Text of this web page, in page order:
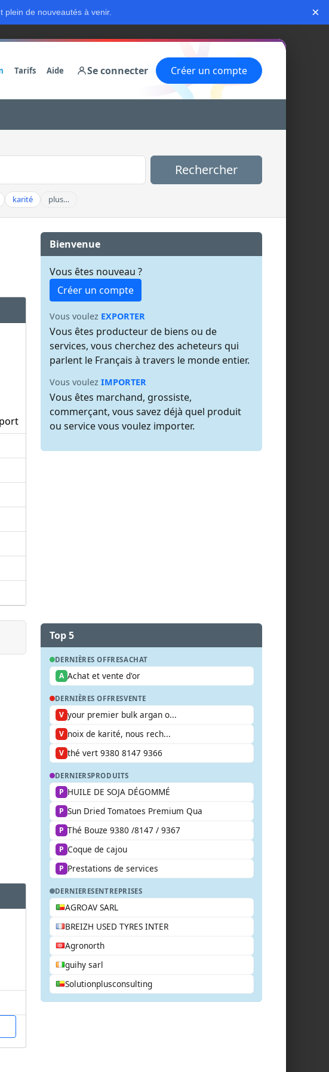
plein de nouveautés à venir. ×
Tarifs Aide Se connecter Créer un compte
Rechercher
karité plus…
Bienvenue
Vous êtes nouveau ?
Créer un compte
Vous voulez EXPORTER
Vous êtes producteur de biens ou de
services, vous cherchez des acheteurs qui
parlent le Français à travers le monde entier.
Vous voulez IMPORTER
Vous êtes marchand, grossiste,
commerçant, vous savez déjà quel produit
ou service vous voulez importer.
Top 5
DERNIÈRES OFFRESACHAT
A Achat et vente d'or
DERNIÈRES OFFRESVENTE
V your premier bulk argan o...
V noix de karité, nous rech...
V thé vert 9380 8147 9366
DERNIERSPRODUITS
P HUILE DE SOJA DÉGOMMÉ
P Sun Dried Tomatoes Premium Qua
P Thé Bouze 9380 /8147 / 9367
P Coque de cajou
P Prestations de services
DERNIERESENTREPRISES
AGROAV SARL
BREIZH USED TYRES INTER
Agronorth
guihy sarl
Solutionplusconsulting